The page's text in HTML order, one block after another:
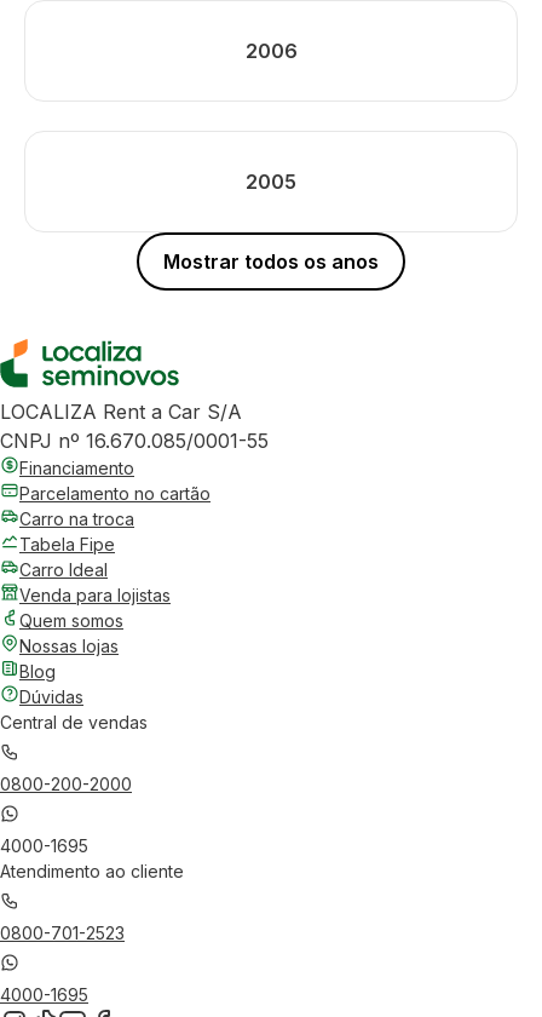
2006
2005
Mostrar todos os anos
LOCALIZA Rent a Car S/A
CNPJ nº 16.670.085/0001-55
Financiamento
Parcelamento no cartão
Carro na troca
Tabela Fipe
Carro Ideal
Venda para lojistas
Quem somos
Nossas lojas
Blog
Dúvidas
Central de vendas
0800-200-2000
4000-1695
Atendimento ao cliente
0800-701-2523
4000-1695